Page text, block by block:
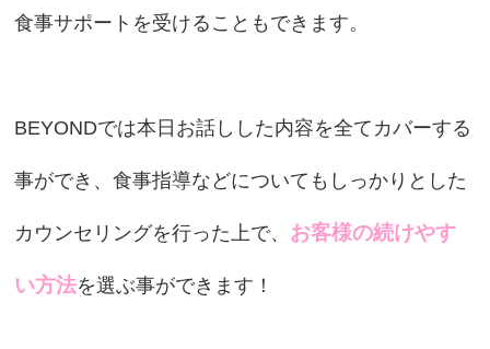
食事サポートを受けることもできます。
BEYONDでは本日お話しした内容を全てカバーする
事ができ、食事指導などについてもしっかりとした
カウンセリングを行った上で、 お客様の続けやす
い方法を選ぶ事ができます！